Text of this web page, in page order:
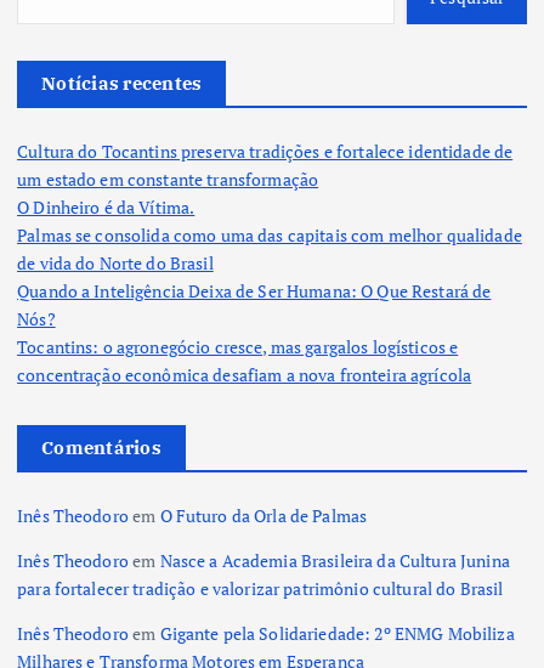
Notícias recentes
Cultura do Tocantins preserva tradições e fortalece identidade de
um estado em constante transformação
O Dinheiro é da Vítima.
Palmas se consolida como uma das capitais com melhor qualidade
de vida do Norte do Brasil
Quando a Inteligência Deixa de Ser Humana: O Que Restará de
Nós?
Tocantins: o agronegócio cresce, mas gargalos logísticos e
concentração econômica desafiam a nova fronteira agrícola
Comentários
Inês Theodoroem O Futuro da Orla de Palmas
Inês Theodoroem Nasce a Academia Brasileira da Cultura Junina
para fortalecer tradição e valorizar patrimônio cultural do Brasil
Inês Theodoroem Gigante pela Solidariedade: 2º ENMG Mobiliza
Milhares e Transforma Motores em Esperança